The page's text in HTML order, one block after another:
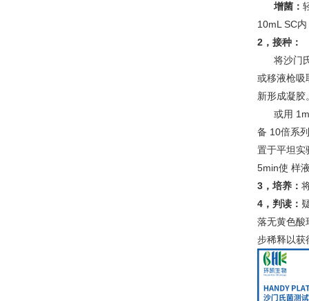
增菌：
10mL SC
2，接种：
将沙门氏
或移液枪吸
新形成凝胶
或用 1mL
备 10倍系
置于平坦实
5min使 样
3，培养：
4，判读：
落无黄色酸
步稀释以获